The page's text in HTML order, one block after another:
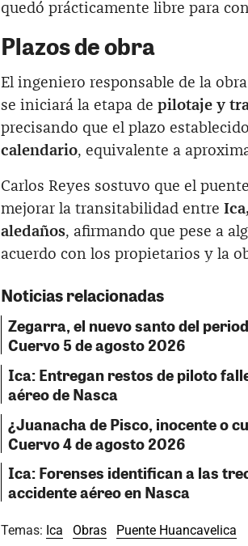
quedó prácticamente libre para
Plazos de obra
El ingeniero responsable de la
se iniciará la etapa de pilotaje y
precisando que el plazo
calendario, equivalente a
Carlos Reyes sostuvo que el
mejorar la transitabilidad entre
aledaños, afirmando que pese a
acuerdo con los propietarios y la
Noticias relacionadas
Zegarra, el nuevo santo del
Cuervo 5 de agosto 2026
Ica: Entregan restos de piloto
aéreo de Nasca
¿Juanacha de Pisco, inocente o
Cuervo 4 de agosto 2026
Ica: Forenses identifican a las
accidente aéreo en Nasca
Temas: Ica Obras Puente Huancavelica